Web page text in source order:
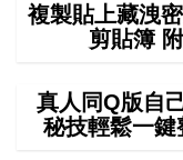
複製貼上藏洩
剪貼簿
真人同Q版自
秘技輕鬆一